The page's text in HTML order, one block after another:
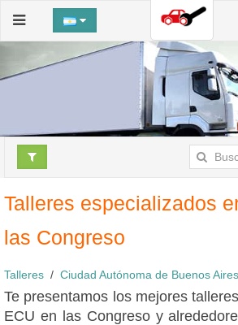
Talleres especializados
las Congreso
Talleres Ciudad Autónoma de Buenos Aires
Te presentamos los mejores
ECU en las Congreso y